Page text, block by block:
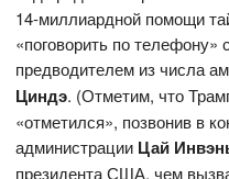
14-миллиардной помощи
«поговорить по телефону»
предводителем из числа
Циндэ. (Отметим, что
«отметился», позвонив в
администрации Цай
президента США, чем